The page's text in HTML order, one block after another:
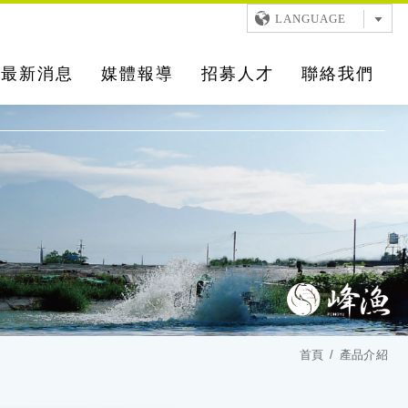
LANGUAGE
最新消息 媒體報導 招募人才 聯絡我們
首頁 產品介紹